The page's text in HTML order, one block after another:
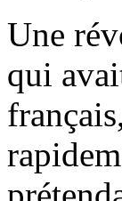
Une
qui